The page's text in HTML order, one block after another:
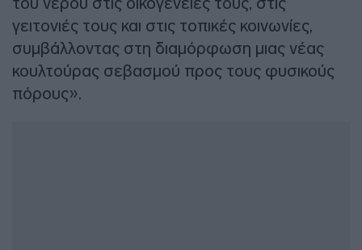
γειτονιές τους και στις τοπικές κοινωνίες,
συμβάλλοντας στη διαμόρφωση μιας νέας
κουλτούρας σεβασμού προς τους φυσικούς
πόρους».